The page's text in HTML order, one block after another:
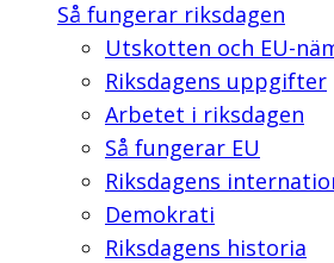
Så fungerar riksdagen
Utskotten och EU-
Riksdagens uppgifter
Arbetet i riksdagen
Så fungerar EU
Riksdagens
Demokrati
Riksdagens historia